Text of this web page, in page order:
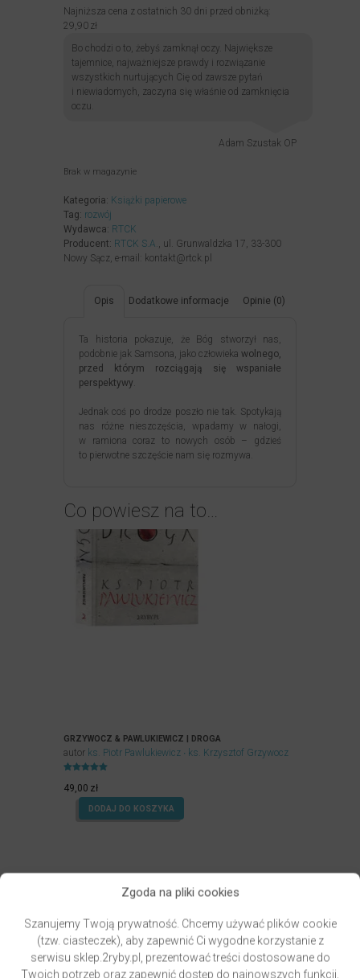
Zgoda na pliki cookies
Szanujemy Twoją prywatność. Chcemy używać plików cookie
(tzw. ciasteczek), aby zapewnić Ci wygodne korzystanie z
serwisu sklep.2ryby.pl, prezentować treści dostosowane do
Twoich potrzeb oraz zapewnić dostęp do najnowszych funkcji,
wynosiła:
34,00zł.
wynosi:
Najniższa cena z ostatnich 30 dni przed obniżką:
29,90 zł
Bo chodzi o to, żebyś zamknął oczy. Największe
tajemnice, najważniejsze prawdy i rozwiązanie
wszystkich nurtujących Cię od zawsze pytań
i niewiadomych, zaczyna się właśnie od zamknięcia
oczu.
Adam Szustak OP
Brak w magazynie
Kategoria: Książki papierowe
Tag: rozwój
Wydawca: RTCK
Producent: RTCK S.A.
, ul. Grunwaldzka 17, 33-300
Nowy Sącz, e-mail: kontakt@rtck.pl
Opis Dodatkowe informacje Opinie (0)
Ta historia pokazuje, że Bóg stworzył nas,
podobnie jak Samsona, jako człowieka wolnego,
przed którym rozciągają się wspaniałe
perspektywy
Jednak coś po drodze poszło nie tak. Spotykają
nas różne nieszczęścia, wpadamy w nałogi,
w ramiona coraz to nowych osób – gdzieś
to pierwotne szczęście nam się rozmywa.
Co powiesz na to…
GRZYWOCZ & PAWLUKIEWICZ | DROGA
autor ks. Piotr Pawlukiewicz ks. Krzysztof Grzywocz
5.00
na 5.
49,00 zł
DODAJ DO KOSZYKA